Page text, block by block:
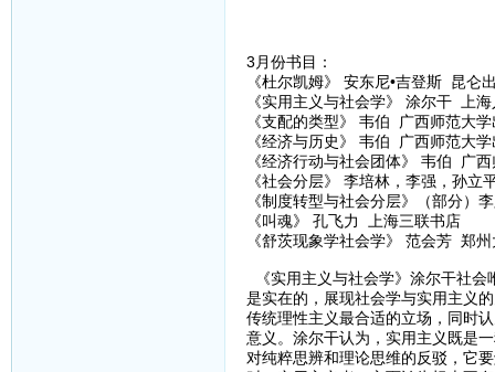
3月份书目：
《杜尔凯姆》 安东尼•吉登斯 昆仑
《实用主义与社会学》 涂尔干 上
《支配的类型》 韦伯 广西师范大
《经济与历史》 韦伯 广西师范大
《经济行动与社会团体》 韦伯 广
《社会分层》 李培林，李强，孙
《制度转型与社会分层》（部分）
《叫魂》 孔飞力 上海三联书店
《舒茨现象学社会学》 范会芳 郑
《实用主义与社会学》涂尔干社
是实在的，展现社会学与实用主义
传统理性主义最合适的立场，同时
意义。涂尔干认为，实用主义既是
对纯粹思辨和理论思维的反驳，它